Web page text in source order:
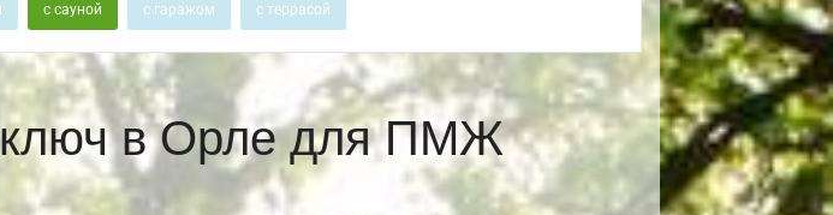
с сауной с гаражом с террасой
в Орле для ПМЖ